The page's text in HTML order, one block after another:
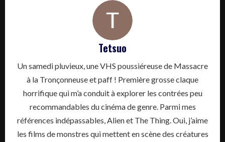
Tetsuo
Un samedi pluvieux, une VHS poussiéreuse de Massacre
à la Tronçonneuse et paff ! Première grosse claque
horrifique qui m’a conduit à explorer les contrées peu
recommandables du cinéma de genre. Parmi mes
références indépassables, Alien et The Thing. Oui, j’aime
les films de monstres qui mettent en scène des créatures